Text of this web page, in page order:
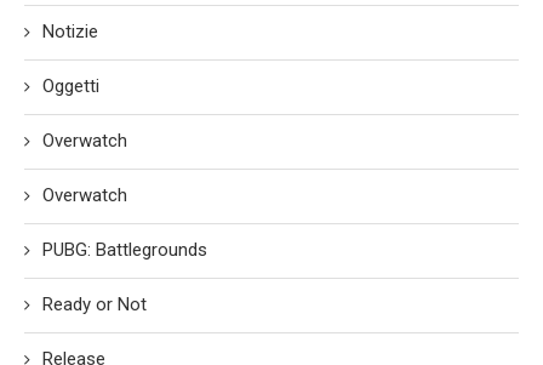
Notizie
Oggetti
Overwatch
Overwatch
PUBG: Battlegrounds
Ready or Not
Release